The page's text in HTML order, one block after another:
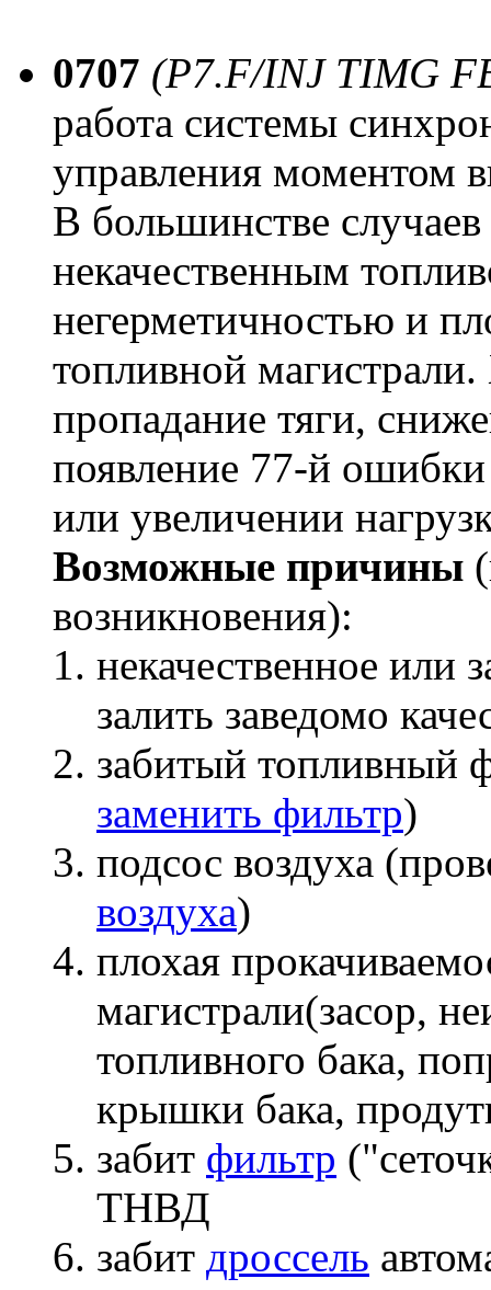
0707 (P7.F/INJ TIMG
работа системы
управления моментом
В большинстве
некачественным
негерметичностью и
топливной
пропадание тяги,
появление 77-й
или увеличении
Возможные причины
возникновения):
некачественное или
залить заведомо
забитый топливный
заменить фильтр)
подсос воздуха
воздуха)
плохая
магистрали(засор,
топливного бака,
крышки бака,
забит фильтр
ТНВД
забит дроссель